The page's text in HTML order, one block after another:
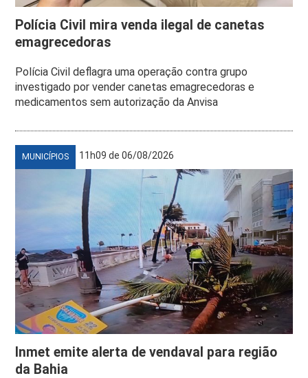
Polícia Civil mira venda ilegal de canetas
emagrecedoras
Polícia Civil deflagra uma operação contra grupo
investigado por vender canetas emagrecedoras e
medicamentos sem autorização da Anvisa
MUNICÍPIOS 11h09 de 06/08/2026
Inmet emite alerta de vendaval para região
da Bahia